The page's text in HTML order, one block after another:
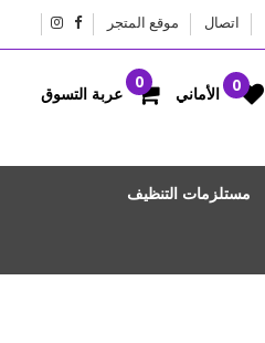
اتصال موقع المتجر
مستلزمات التنظيف
الأماني عربة التسوق